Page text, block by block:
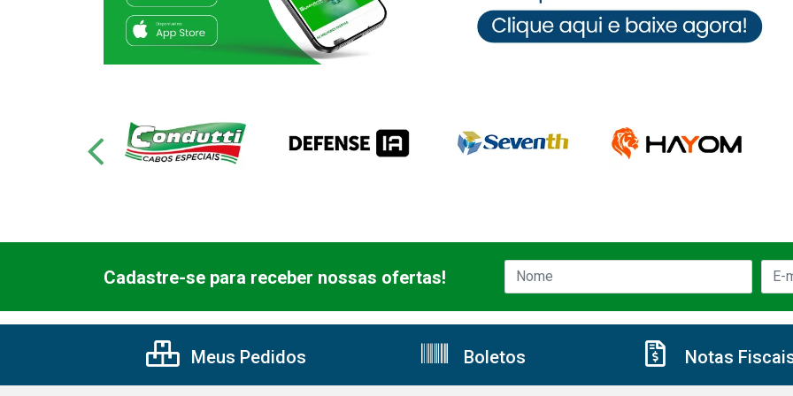
Cadastre-se para receber nossas ofertas!
Meus Pedidos Boletos Notas